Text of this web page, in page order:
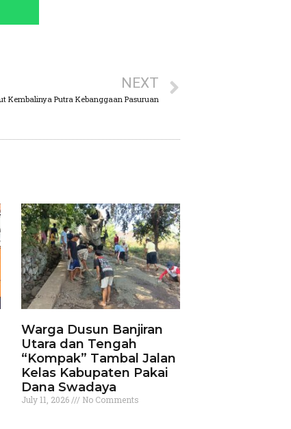
NEXT
Kembalinya Putra Kebanggaan Pasuruan
Warga Dusun Banjiran
Utara dan Tengah
“Kompak” Tambal Jalan
Kelas Kabupaten Pakai
Dana Swadaya
July 11, 2026 No Comments